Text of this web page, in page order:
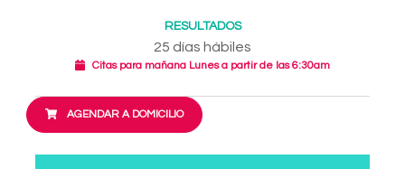
RESULTADOS
25 días hábiles
Citas para mañana Lunes a partir de las 6:30am
AGENDAR A DOMICILIO